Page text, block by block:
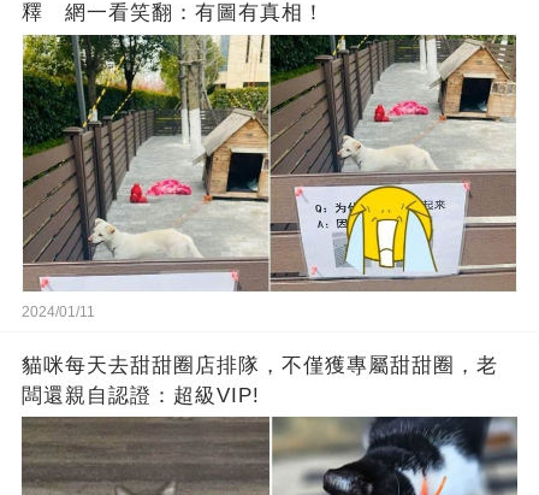
釋 網一看笑翻：有圖有真相！
2024/01/11
貓咪每天去甜甜圈店排隊，不僅獲專屬甜甜圈，老
闆還親自認證：超級VIP!